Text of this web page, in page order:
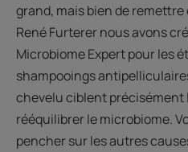
grand, mais bien de
René Furterer nous avons
Microbiome Expert pour les
shampooings
chevelu ciblent précisément
rééquilibrer le microbiome.
pencher sur les autres